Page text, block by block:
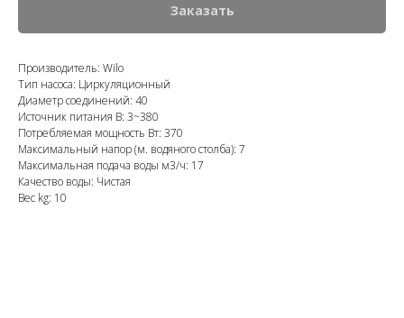
Заказать
Производитель: Wilo
Тип насоса: Циркуляционный
Диаметр соединений: 40
Источник питания В: 3~380
Потребляемая мощность Вт: 370
Максимальный напор (м. водяного столба): 7
Максимальная подача воды м3/ч: 17
Качество воды: Чистая
Вес kg: 10